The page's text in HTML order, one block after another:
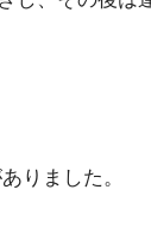
りました。